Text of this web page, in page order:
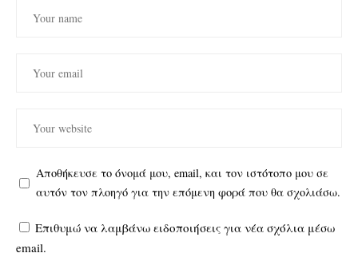
Αποθήκευσε το όνομά μου, email, και τον ιστότοπο μου σε
αυτόν τον πλοηγό για την επόμενη φορά που θα σχολιάσω.
Επιθυμώ να λαμβάνω ειδοποιήσεις για νέα σχόλια μέσω
email.